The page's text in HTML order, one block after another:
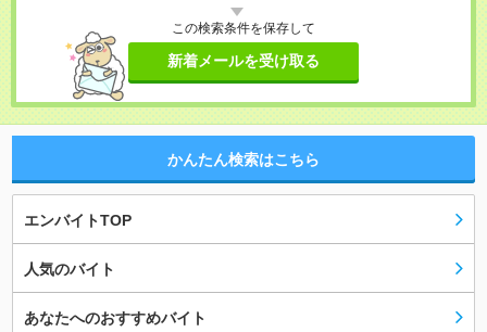
この検索条件を保存して
新着メールを受け取る
かんたん検索はこちら
エンバイトTOP
人気のバイト
あなたへのおすすめバイト